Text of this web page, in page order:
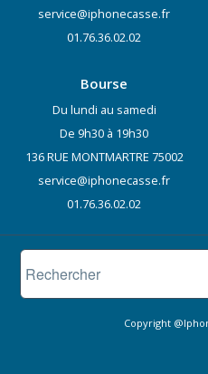
service@iphonecasse.fr
01.76.36.02.02
Bourse
Du lundi au samedi
De 9h30 à 19h30
136 RUE MONTMARTRE 75002
service@iphonecasse.fr
01.76.36.02.02
Copyright